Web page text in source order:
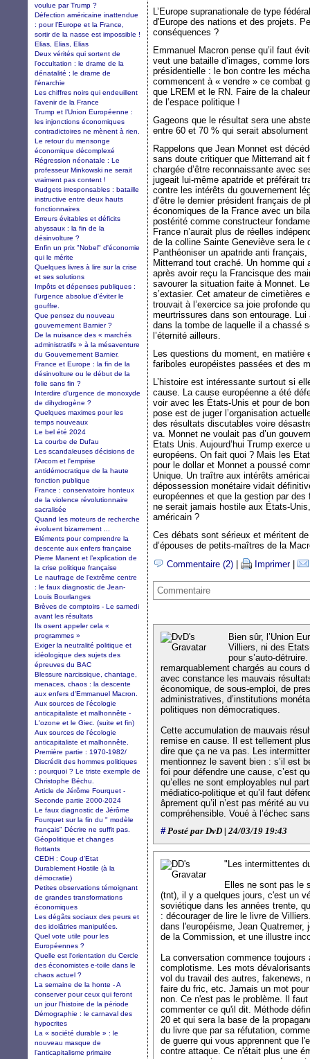
L’Europe supranationale de type
d'Europe des nations et des projets.
conséquences ?
Emmanuel Macron pense qu’il faut
veut une bataille d’images, comme
présidentielle : le bon contre les
commencent à « vendre » ce combat
que LREM et le RN. Faire de la
de l’espace politique !
Gageons que le résultat sera une
entre 60 et 70 % qui serait
Rappelons que Jean Monnet est
sans doute critiquer que Mitterrand ait
chargée d’être reconnaissante avec
jugeait lui-même apatride et préférait
contre les intérêts du gouvernement
d’être le dernier président français de
économiques de la France avec un
postérité comme constructeur
France n’aurait plus de réelles
de la colline Sainte Geneviève sera le
Panthéoniser un apatride anti
Mitterrand tout craché. Un homme
après avoir reçu la Francisque des
savourer la situation faite à Monnet.
s’extasier. Cet amateur de cimetières
trouvait à l’exercice sa joie profonde
meurtrissures dans son entourage.
dans la tombe de laquelle il a chassé
l’éternité ailleurs.
Les questions du moment, en
fariboles européistes passées et des
L’histoire est intéressante surtout si
cause. La cause européenne a été
voir avec les États-Unis et pour de
pose est de juger l’organisation
des résultats discutables voire
va. Monnet ne voulait pas d’un
Etats Unis. Aujourd’hui Trump
européens. On fait quoi ? Mais les
pour le dollar et Monnet a poussé
Unique. Un traître aux intérêts
dépossession monétaire vidait
européennes et que la gestion par
ne serait jamais hostile aux États-
américain ?
Ces débats sont sérieux et méritent
d’épouses de petits-maîtres de la
Commentaire (2)
Imprimer|
Commentaire
Bien sûr, l’Union
Villiers, ni des
pour s’auto-
remarquablement chargés au cours
avec constance les mauvais
économique, de sous-emploi, de
administratives, d’institutions
politiques non démocratiques.
Cette accumulation de mauvais
remise en cause. Il est tellement
dire que ça ne va pas. Les
mentionnez le savent bien : s’il est
foi pour défendre une cause, c’est
qu’elles ne sont employables nul
médiatico-politique et qu’il faut
âprement qu’il n’est pas mérité au
compréhensible. Voué à l’échec
#Posté par DvD | 24/03/19 19:43
"Les intermittentes
Elles ne sont pas le
(tnt), il y a quelques jours, c'est un
soviétique dans les années trente,
: décourager de lire le livre de
dans l'européisme, Jean
de la Commission, et une illustre
La conversation commence
complotisme. Les mots
vol du travail des autres, fakenews,
faire du fric, etc. Jamais un mot
non. Ce n'est pas le problème. Il
commenter ce qu'il dit. Méthode
20 et qui sera la base de la
du livre que par sa réfutation,
de guerre qui vous apprennent que
contre attaque. Ce n'était plus une
voulue par Trump ?
Défection américaine inattendue
: pour l’Europe et la France,
sortir de la nasse est impossible !
Elias, Elias, Elias
Deux vérités qui sortent de
l'occultation : le drame de la
dénatalité ; le drame de
l'énarchie
Les chiffres noirs qui endeuillent
l’avenir de la France
Trump et l’Union Européenne :
les injonctions économiques
contradictoires ne mènent à rien.
Le retour du mensonge
économique décomplexé
Régression néonatale : Le
professeur Minkowski ne serait
vraiment pas content !
Budgets irresponsables : bataille
instructive entre deux hauts
fonctionnaires
Erreurs évitables et déficits
abyssaux : la fin de la
désinvolture ?
Enfin un prix "Nobel" d'économie
qui le mérite
Quelques livres à lire sur la crise
et ses solutions
Impôts et dépenses publiques :
l'urgence absolue d'éviter le
gouffre.
Que pensez du nouveau
gouvernement Barnier ?
De la nuisance des « marchés
administratifs » à la mésaventure
du Gouvernement Barnier.
France et Europe : la fin de la
désinvolture ou le début de la
folie sans fin ?
Interdire d'urgence de monoxyde
de dihydrogène ?
Quelques maximes pour les
temps nouveaux
Le bel été 2024
La courbe de Dufau
Les scandaleuses décisions de
l'Arcom et l'emprise
antidémocratique de la haute
fonction publique
France : conservatoire honteux
de la violence révolutionnaire
sacralisée
Quand les moteurs de recherche
évoluent bizarrement ...
Eléments pour comprendre la
descente aux enfers française
Pierre Manent et l’explication de
la crise politique française
Le naufrage de l’extrême centre
: le faux diagnostic de Jean-
Louis Bourlanges
Brèves de comptoirs - Le samedi
avant les résultats
Ils osent appeler cela «
programmes »
Exiger la neutralité politique et
idéologique des sujets des
épreuves du BAC
Blessure narcissique, chantage,
menaces, chaos : la descente
aux enfers d'Emmanuel Macron.
Aux sources de l'écologie
anticapitaliste et malhonnête -
L'ozone et le Giec. (suite et fin)
Aux sources de l'écologie
anticapitaliste et malhonnête.
Première partie : 1970-1982/
Discrédit des hommes politiques
: pourquoi ? Le triste exemple de
Christophe Béchu.
Article de Jérôme Fourquet -
Seconde partie 2000-2024
Le faux diagnostic de Jérôme
Fourquet sur la fin du " modèle
français" Décrire ne suffit pas.
Géopolitique et changes
flottants
CEDH : Coup d’Etat
Durablement Hostile (à la
démocratie)
Petites observations témoignant
de grandes transformations
économiques
Les dégâts sociaux des peurs et
des idolâtries manipulées.
Quel vote utile pour les
Européennes ?
Quelle est l'orientation du Cercle
des économistes e-toile dans le
chaos actuel ?
La semaine de la honte - A
conserver pour ceux qui feront
un jour l'histoire de la période
Démographie : le carnaval des
hypocrites
La « société durable » : le
nouveau masque de
l’anticapitalisme primaire